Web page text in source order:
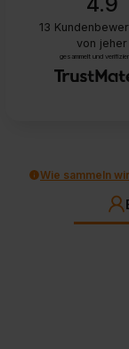
13
von jeher
gesammelt und
Wie sammeln